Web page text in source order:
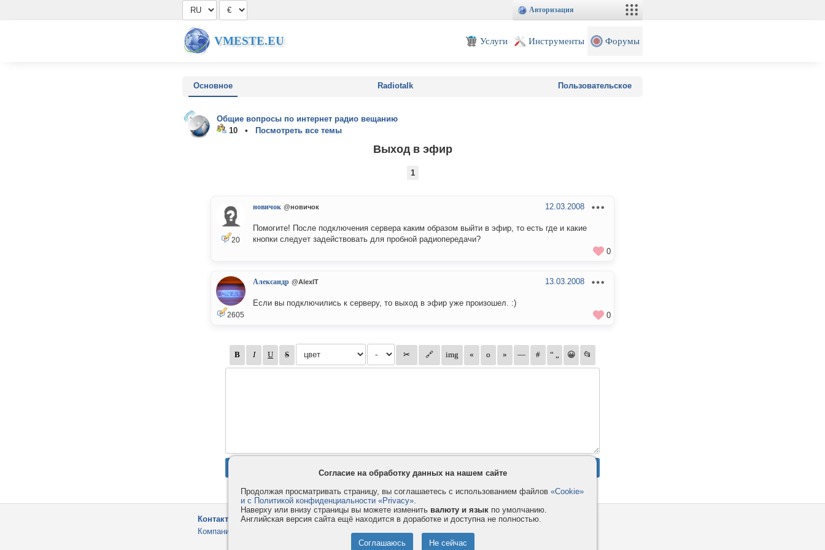
Авторизация
VMESTE.EU Услуги Инструменты Форумы
Основное Radiotalk Пользовательское
Общие вопросы по интернет радио вещанию
10 •
Посмотреть все темы
Выход в эфир
1
20
новичок @новичок 12.03.2008
Помогите! После подключения сервера каким образом выйти в эфир, то есть где и какие
кнопки следует задействовать для пробной радиопередачи?
0
2605
Александр @AlexIT 13.03.2008
Если вы подключились к серверу, то выход в эфир уже произошел. :)
0
Контакты
Компания
Privacy и Cookie
Правила и условия
Услуги
Как оплатить
Согласие на обработку данных на нашем сайте
Продолжая просматривать страницу, вы соглашаетесь с использованием файлов «Cookie»
и с Политикой конфиденциальности «Privacy».
Наверху или внизу страницы вы можете изменить валюту и язык по умолчанию.
Английская версия сайта ещё находится в доработке и доступна не полностью.